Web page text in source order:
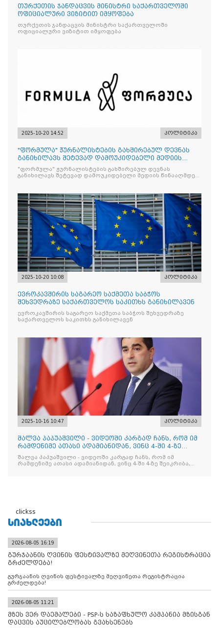
თურქეთის ჯანდაცვის მინისტრი საქართველოში
ოფიციალური ვიზიტით იმყოფება
თურქეთის ჯანდაცვის მინისტრი საქართველოში
ოფიციალური ვიზიტით იმყოფება
2025-10-20 14:52 პოლიტიკა
"ფორმულა" ჟურნალისტების გახშირებულ დევნას
განიხილავს შეტევად დამოუკიდებელი მედიის
წინააღმდ
"ფორმულა" ჟურნალისტების გახშირებულ დევნას
განიხილავს შეტევად დამოუკიდებელი მედიის წინააღმდეგ,
2025-10-20 10:08 პოლიტიკა
ევროკავშირის საგარეო საქმეთა საბჭოს
შეხვედრაზე საქართველოს საკითხს განიხილავენ
ევროკავშირის საგარეო საქმეთა საბჭოს შეხვედრაზე
საქართველოს საკითხს განიხილავენ
2025-10-16 10:47 პოლიტიკა
შალვა პაპუაშვილი - ვიდეოში კარგად ჩანს, რომ იმ
რამდენიმე ათასი ადამიანიდან, ვინც 4-ში 4-ზე
შეიკრიბა,
შალვა პაპუაშვილი - ვიდეოში კარგად ჩანს, რომ იმ
რამდენიმე ათასი ადამიანიდან, ვინც 4-ში 4-ზე შეიკრიბა,
clickss
ᲡᲘᲐᲮᲚᲔᲔᲑᲘ
2026-08-05 16:19
გურჯაანის ღვინის ფესტივალზე მეღვინეთა რეგისტრაცია
გრძელდება!
გურჯაანის ღვინის ფესტივალზე მეღვინეთა რეგისტრაცია
გრძელდება!
2026-08-05 11:21
მზეს ვერ დაემალები - PSP-ს საზაფხულო კამპანია მზისგან
დაცვის აუცილებლობას გვახსენებს